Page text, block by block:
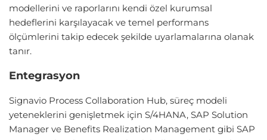
modellerini ve raporlarını kendi özel kurumsal
hedeflerini karşılayacak ve temel performans
ölçümlerini takip edecek şekilde uyarlamalarına olanak
tanır.
Entegrasyon
Signavio Process Collaboration Hub, süreç modeli
yeteneklerini genişletmek için S/4HANA, SAP Solution
Manager ve Benefits Realization Management gibi SAP